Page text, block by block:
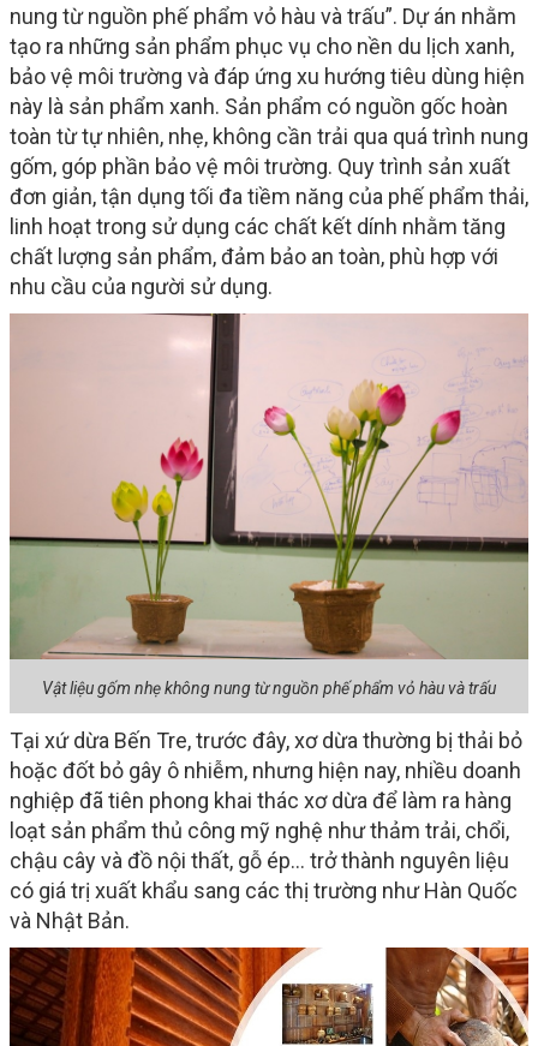
nung từ nguồn phế phẩm vỏ hàu và trấu”. Dự án nhằm
tạo ra những sản phẩm phục vụ cho nền du lịch xanh,
bảo vệ môi trường và đáp ứng xu hướng tiêu dùng hiện
này là sản phẩm xanh. Sản phẩm có nguồn gốc hoàn
toàn từ tự nhiên, nhẹ, không cần trải qua quá trình nung
gốm, góp phần bảo vệ môi trường. Quy trình sản xuất
đơn giản, tận dụng tối đa tiềm năng của phế phẩm thải,
linh hoạt trong sử dụng các chất kết dính nhằm tăng
chất lượng sản phẩm, đảm bảo an toàn, phù hợp với
nhu cầu của người sử dụng.
Vật liệu gốm nhẹ không nung từ nguồn phế phẩm vỏ hàu và trấu
Tại xứ dừa Bến Tre, trước đây, xơ dừa thường bị thải bỏ
hoặc đốt bỏ gây ô nhiễm, nhưng hiện nay, nhiều doanh
nghiệp đã tiên phong khai thác xơ dừa để làm ra hàng
loạt sản phẩm thủ công mỹ nghệ như thảm trải, chổi,
chậu cây và đồ nội thất, gỗ ép... trở thành nguyên liệu
có giá trị xuất khẩu sang các thị trường như Hàn Quốc
và Nhật Bản.